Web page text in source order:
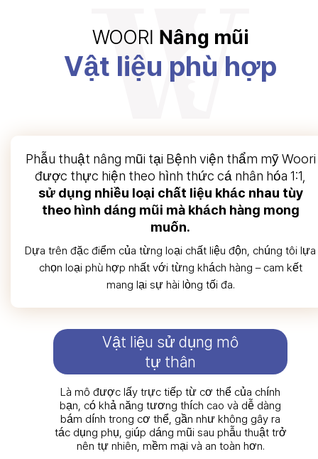
WOORI Nâng mũi
Vật liệu phù hợp
Phẫu thuật nâng mũi tại Bệnh viện thẩm mỹ Woori
được thực hiện theo hình thức cá nhân hóa 1:1,
sử dụng nhiều loại chất liệu khác nhau tùy
theo hình dáng mũi mà khách hàng mong
muốn.
Dựa trên đặc điểm của từng loại chất liệu độn, chúng tôi lựa
chọn loại phù hợp nhất với từng khách hàng – cam kết
mang lại sự hài lòng tối đa.
Vật liệu sử dụng mô
tự thân
Là mô được lấy trực tiếp từ cơ thể của chính
bạn, có khả năng tương thích cao và dễ dàng
bám dính trong cơ thể, gần như không gây ra
tác dụng phụ, giúp dáng mũi sau phẫu thuật trở
nên tự nhiên, mềm mại và an toàn hơn.